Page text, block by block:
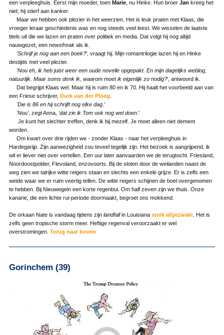
een verpleeghuis. Eerst mijn moeder, toen Marie, nu Hinke. Hun broer Jan kreeg het
niet; hij stierf aan kanker.
Maar we hebben ook plezier in het weerzien. Het is leuk praten met Klaas, die
vroeger leraar geschiedenis was en nog steeds veel leest. We wisselen de laatste
titels uit die we lazen en praten over politiek en media. Dat volgt hij nog altijd
nauwgezet, een newsfreakals ik.
'Schrijf je nog aan een boek?', vraagt hij. Mijn romantrilogie lazen hij en Hinke
destijds met veel plezier.
'Nou eh, ik heb juist weer een oude novelle opgepakt. En mijn dagelijks weblog,
natuurlijk. Maar soms denk ik, waarom moet ik eigenlijk zo nodig?', antwoord ik.
Dat begrijpt Klaas wel. Maar hij is ruim 80 en ik 70. Hij haalt het voorbeeld aan van
een Friese schrijver, Durk van der Ploeg
'Die is 86 en hij schrijft nog elke dag.'
'Nou', zegt Anna, 'dat zie ik Tom ook nog wel doen.'
Je kunt het slechter treffen, denk ik bij mezelf. Je moet alleen niet dement
worden.
Om kwart over drie rijden we - zonder Klaas - naar het verpleeghuis in
Hardegarijp. Zijn aanwezigheid zou teveel tegelijk zijn. Het bezoek is aangrijpend. ik
wil er liever niet over vertellen. Een uur later aanvaarden we de terugtocht. Friesland,
Noordoostpolder, Flevoland, enzovoorts. Bij de sloten door de weilanden naast de
weg zien we talrijke witte reigers staan en slechts een enkele grijze. Er is zelfs een
weide waar we er ruim veertig tellen. De witte reigers schijnen de boel overgenomen
te hebben. Bij Nieuwegein een korte regenbui. Om half zeven zijn we thuis. Onze
kanarie, die een lichte rui-periode doormaakt, begroet ons mokkend.
De orkaan Nate is vandaag tijdens zijn landfallin Louisiana sterk afgezwakt. Het is
zelfs geen tropische storm meer. Heftige regenval veroorzaakt er wel
overstromingen. Terug naar boven
Gorinchem (39)